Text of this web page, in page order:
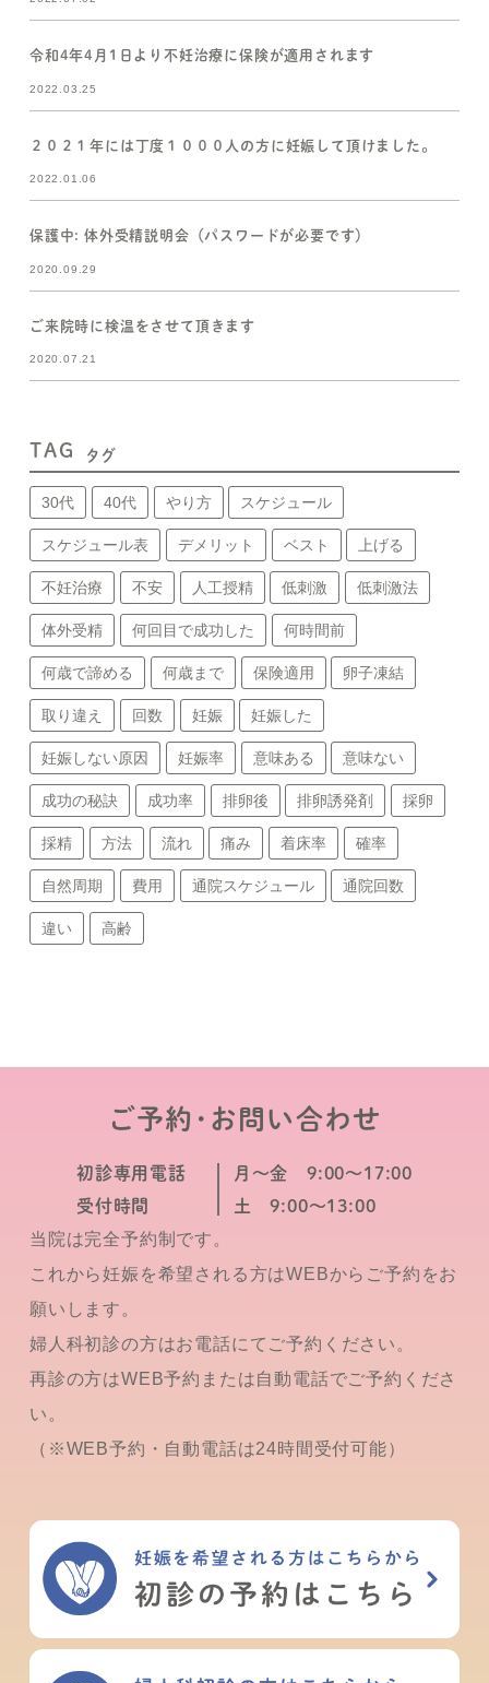
令和4年4月1日より不妊治療に保険が適用されます
2022.03.25
２０２１年には丁度１０００人の方に妊娠して頂けました。
2022.01.06
保護中: 体外受精説明会（パスワードが必要です）
2020.09.29
ご来院時に検温をさせて頂きます
2020.07.21
TAG タグ
30代 40代 やり方 スケジュール
スケジュール表 デメリット ベスト 上げる
不妊治療 不安 人工授精 低刺激 低刺激法
体外受精 何回目で成功した 何時間前
何歳で諦める 何歳まで 保険適用 卵子凍結
取り違え 回数 妊娠 妊娠した
妊娠しない原因 妊娠率 意味ある 意味ない
成功の秘訣 成功率 排卵後 排卵誘発剤 採卵
採精 方法 流れ 痛み 着床率 確率
自然周期 費用 通院スケジュール 通院回数
違い 高齢
ご予約･お問い合わせ
初診専用電話
受付時間
月～金 9:00～17:00
土 9:00～13:00
当院は完全予約制です。
これから妊娠を希望される方はWEBからご予約をお
願いします。
婦人科初診の方はお電話にてご予約ください。
再診の方はWEB予約または自動電話でご予約くださ
い。
（※WEB予約・自動電話は24時間受付可能）